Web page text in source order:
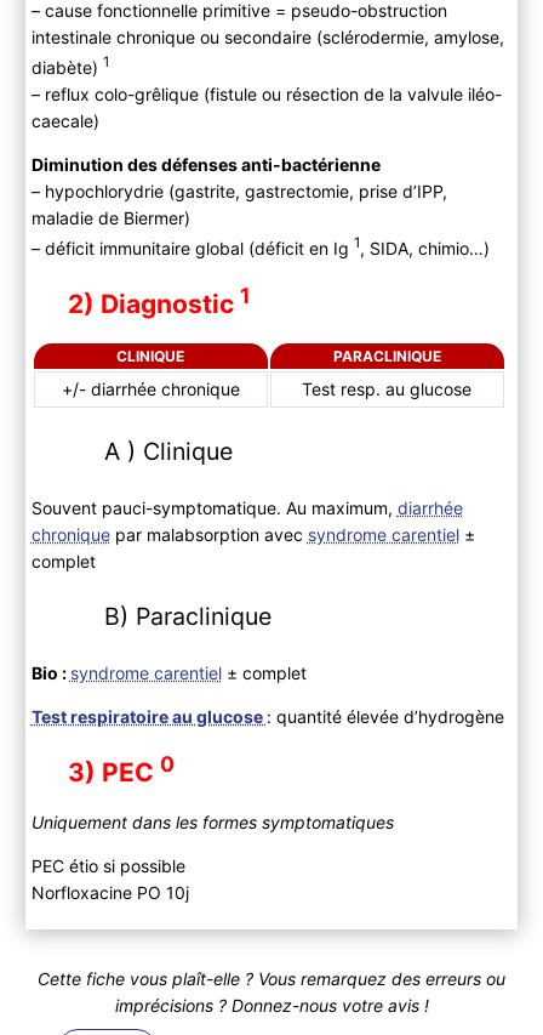
– cause fonctionnelle primitive = pseudo-obstruction
intestinale chronique ou secondaire (sclérodermie, amylose,
diabète) 1
– reflux colo-grêlique (fistule ou résection de la valvule iléo-
caecale)
Diminution des défenses anti-bactérienne
– hypochlorydrie (gastrite, gastrectomie, prise d’IPP,
maladie de Biermer)
– déficit immunitaire global (déficit en Ig 1, SIDA, chimio…)
2) Diagnostic 1
CLINIQUE PARACLINIQUE
+/- diarrhée chronique Test resp. au glucose
A ) Clinique
Souvent pauci-symptomatique. Au maximum, diarrhée
chroniquepar malabsorption avec syndrome carentiel±
complet
B) Paraclinique
Bio : syndrome carentiel± complet
Test respiratoire au glucose : quantité élevée d’hydrogène
3) PEC 0
Uniquement dans les formes symptomatiques
PEC étio si possible
Norfloxacine PO 10j
Cette fiche vous plaît-elle ? Vous remarquez des erreurs ou
imprécisions ? Donnez-nous votre avis !